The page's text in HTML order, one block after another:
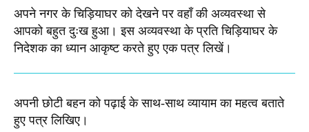
अपने नगर के चिड़ियाघर को देखने पर वहाँ की अव्यवस्था से
आपको बहुत दुःख हुआ। इस अव्यवस्था के प्रति चिड़ियाघर के
निदेशक का ध्यान आकृष्ट करते हुए एक पत्र लिखें।
अपनी छोटी बहन को पढ़ाई के साथ-साथ व्यायाम का महत्व बताते
हुए पत्र लिखिए​।